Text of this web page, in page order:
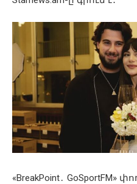
«BreakPoint․